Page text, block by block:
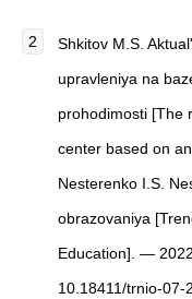
Shkitov M.S.
upravleniya na
prohodimosti [The
center based on
Nesterenko I.S.
obrazovaniya
Education]. —
10.18411/trnio-07-